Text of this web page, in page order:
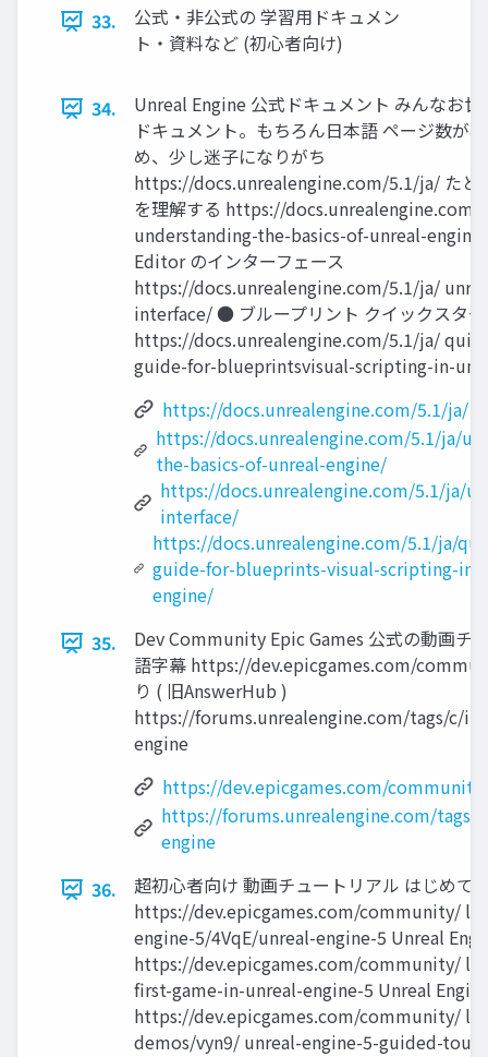
33.
公式・非公式の 学習用ドキュメン
ト・資料など (初心者向け)
34.
Unreal Engine 公式ドキュメント みんなお
ドキュメント。もちろん日本語 ページ数が
め、少し迷子になりがち
https://docs.unrealengine.com/5.1/ja/ たと
を理解する https://docs.unrealengine.com/
understanding-the-basics-of-unreal-
Editor のインターフェース
https://docs.unrealengine.com/5.1/ja/
interface/ ● ブループリント クイックスタ
https://docs.unrealengine.com/5.1/ja/
guide-for-blueprintsvisual-scripting-in-
https://docs.unrealengine.com/5.1/ja/
https://docs.unrealengine.com/5.1/ja/
the-basics-of-unreal-engine/
https://docs.unrealengine.com/5.1/ja/
interface/
https://docs.unrealengine.com/5.1/ja/
guide-for-blueprints-visual-scripting-in-
engine/
35.
Dev Community Epic Games 公式の動画チ
語字幕 https://dev.epicgames.com/
り ( 旧AnswerHub )
https://forums.unrealengine.com/tags/c/
engine
https://dev.epicgames.com/community/
https://forums.unrealengine.com/tags/
engine
36.
超初心者向け 動画チュートリアル はじめて
https://dev.epicgames.com/community/
engine-5/4VqE/unreal-engine-5 Unreal
https://dev.epicgames.com/community/
ﬁrst-game-in-unreal-engine-5 Unreal
https://dev.epicgames.com/community/
demos/vyn9/ unreal-engine-5-guided-tour